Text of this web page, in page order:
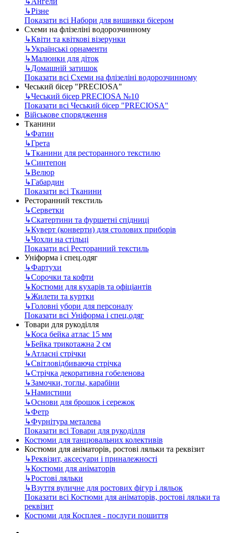
↳Різне
Показати всі Набори для вишивки бісером
Схеми на флізеліні водорозчинному
↳Квіти та квіткові візерунки
↳Українські орнаменти
↳Малюнки для діток
↳Домашній затишок
Показати всі Схеми на флізеліні водорозчинному
Чеський бісер "PRECIOSA"
↳Чеський бісер PRECIOSA №10
Показати всі Чеський бісер "PRECIOSA"
Військове спорядження
Тканини
↳Фатин
↳Грета
↳Тканини для ресторанного текстилю
↳Синтепон
↳Велюр
↳Габардин
Показати всі Тканини
Ресторанний текстиль
↳Серветки
↳Скатертини та фуршетні спідниці
↳Куверт (конверти) для столових приборів
↳Чохли на стільці
Показати всі Ресторанний текстиль
Уніформа і спец.одяг
↳Фартухи
↳Сорочки та кофти
↳Костюми для кухарів та офіціантів
↳Жилети та куртки
↳Головні убори для персоналу
Показати всі Уніформа і спец.одяг
Товари для рукоділля
↳Коса бейка атлас 15 мм
↳Бейка трикотажна 2 см
↳Атласні стрічки
↳Світловідбиваюча стрічка
↳Стрічка декоративна гобеленова
↳Замочки, тоглы, карабіни
↳Намистини
↳Основи для брошок і сережок
↳Фетр
↳Фурнітура металева
Показати всі Товари для рукоділля
Костюми для танцювальних колективів
Костюми для аніматорів, ростові ляльки та реквізит
↳Реквізит, аксесуари і приналежності
↳Костюми для аніматорів
↳Ростові ляльки
↳Взуття вуличне для ростових фігур і ляльок
Показати всі Костюми для аніматорів, ростові ляльки та
реквізит
Костюми для Косплея - послуги пошиття